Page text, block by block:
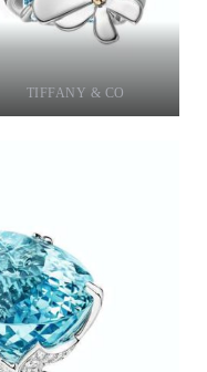
TIFFANY & CO